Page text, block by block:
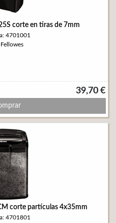
corte en tiras de 7mm
4701001
39,70 €
corte partículas 4x35mm
4701801